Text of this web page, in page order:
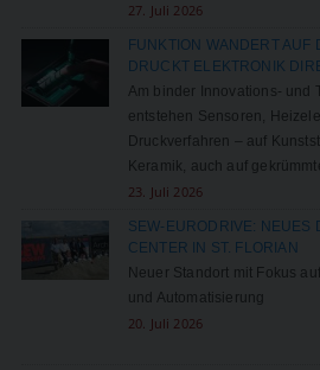
27. Juli 2026
FUNKTION WANDERT AUF
DRUCKT ELEKTRONIK
Am binder Innovations- und
entstehen Sensoren,
Druckverfahren – auf
Keramik, auch auf
23. Juli 2026
SEW-EURODRIVE: NEUES
CENTER IN ST. FLORIAN
Neuer Standort mit Fokus
und Automatisierung
20. Juli 2026